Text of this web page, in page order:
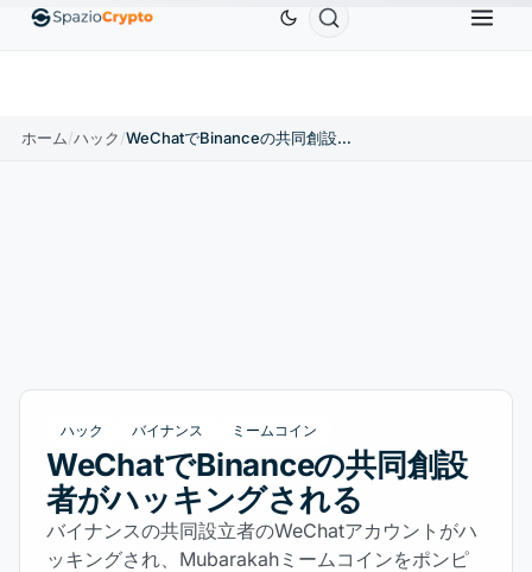
EthereumETH$1,880.58 Tether USDT$0.9991 BNBBNB
ホーム/ハック/ WeChatでBinanceの共同創設者がハッキングされる
ハック バイナンス ミームコイン
WeChatでBinanceの共同創設
者がハッキングされる
バイナンスの共同設立者のWeChatアカウントがハ
ッキングされ、Mubarakahミームコインをポンピ